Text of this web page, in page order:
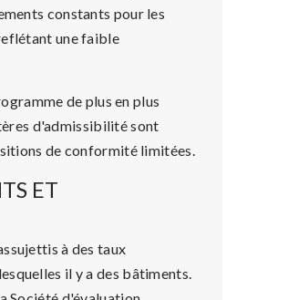
constants pour les
une faible
de plus en plus
d'admissibilité sont
de conformité limitées.
ET
à des taux
il y a des bâtiments.